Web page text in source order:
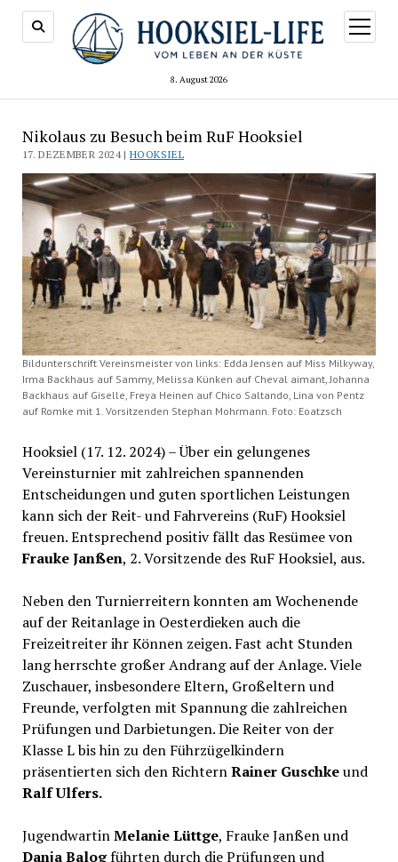
8. August 2026
Menü
öffnen
Nikolaus zu Besuch beim RuF Hooksiel
17. DEZEMBER 2024 |HOOKSIEL
Bildunterschrift Vereinsmeister von links: Edda Jensen auf Miss Milkyway,
Irma Backhaus auf Sammy, Melissa Künken auf Cheval aimant, Johanna
Backhaus auf Giselle, Freya Heinen auf Chico Saltando, Lina von Pentz
auf Romke mit 1. Vorsitzenden Stephan Mohrmann. Foto: Eoatzsch
Hooksiel (17. 12. 2024) – Über ein gelungenes
Vereinsturnier mit zahlreichen spannenden
Entscheidungen und guten sportlichen Leistungen
kann sich der Reit- und Fahrvereins (RuF) Hooksiel
freuen. Entsprechend positiv fällt das Resümee von
Frauke Janßen, 2. Vorsitzende des RuF Hooksiel, aus.
Neben den Turnierreitern konnten am Wochenende
auf der Reitanlage in Oesterdieken auch die
Freizeitreiter ihr Können zeigen. Fast acht Stunden
lang herrschte großer Andrang auf der Anlage. Viele
Zuschauer, insbesondere Eltern, Großeltern und
Freunde, verfolgten mit Spannung die zahlreichen
Prüfungen und Darbietungen. Die Reiter von der
Klasse L bis hin zu den Führzügelkindern
präsentierten sich den RichternRainer Guschkeund
Ralf Ulfers.
JugendwartinMelanie Lüttge, Frauke Janßen und
Danja Balogführten durch die Prüfungen und